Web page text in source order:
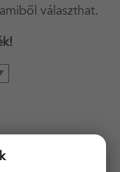
választhat.